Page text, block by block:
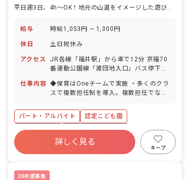
平日週3日、4h～OK！地元の山道をイメージした遊び心あふれるこども園
給与 時給1,053円 ~ 1,300円
休日 土日祝休み
アクセス
JR各線「福井駅」から車で12分 京福70
番運動公園線「渡団地入口」バス停下車
くに無料の駐車場を完備）
仕事内容 ◆保育はOneチームで実施 ・多くのクラ
スで複数担任制を導入。複数担任でない
しています。 ・ 「お手伝いノート」で
それぞれのタスクを共有し合い、製作物
をサポートしています。
パート・アルバイト
認定こども園
アットホーム
ボーナス・賞与あり
社会保険完備
土日祝休み
詳しく見る
キープ
26年度募集